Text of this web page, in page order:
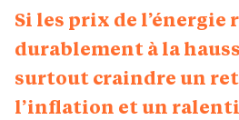
Si les prix de
durablement à la
surtout craindre un
l’inflation et un